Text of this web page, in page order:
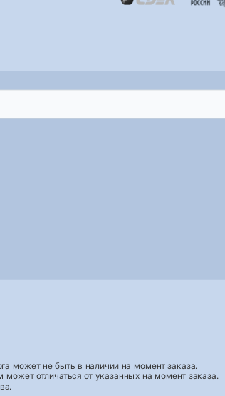
может не быть в наличии на момент заказа.
отличаться от указанных на момент заказа.